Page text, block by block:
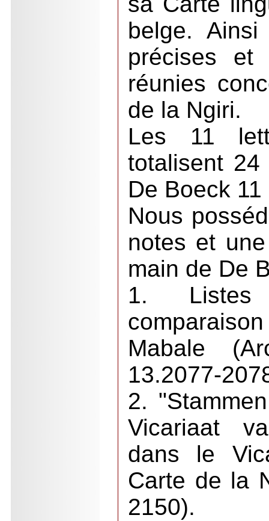
belge.
précises et
réunies
de la Ngiri.
Les 11
totalisent
De Boeck
Nous
notes et
main de De
1.
Mabale
13.2077-
2.
Vicariaat
dans le
Carte de la
2150).